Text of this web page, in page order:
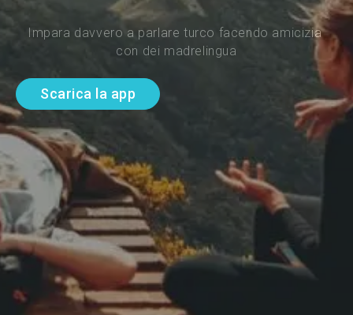
Impara davvero a parlare turco facendo amicizia
con dei madrelingua
Scarica la app